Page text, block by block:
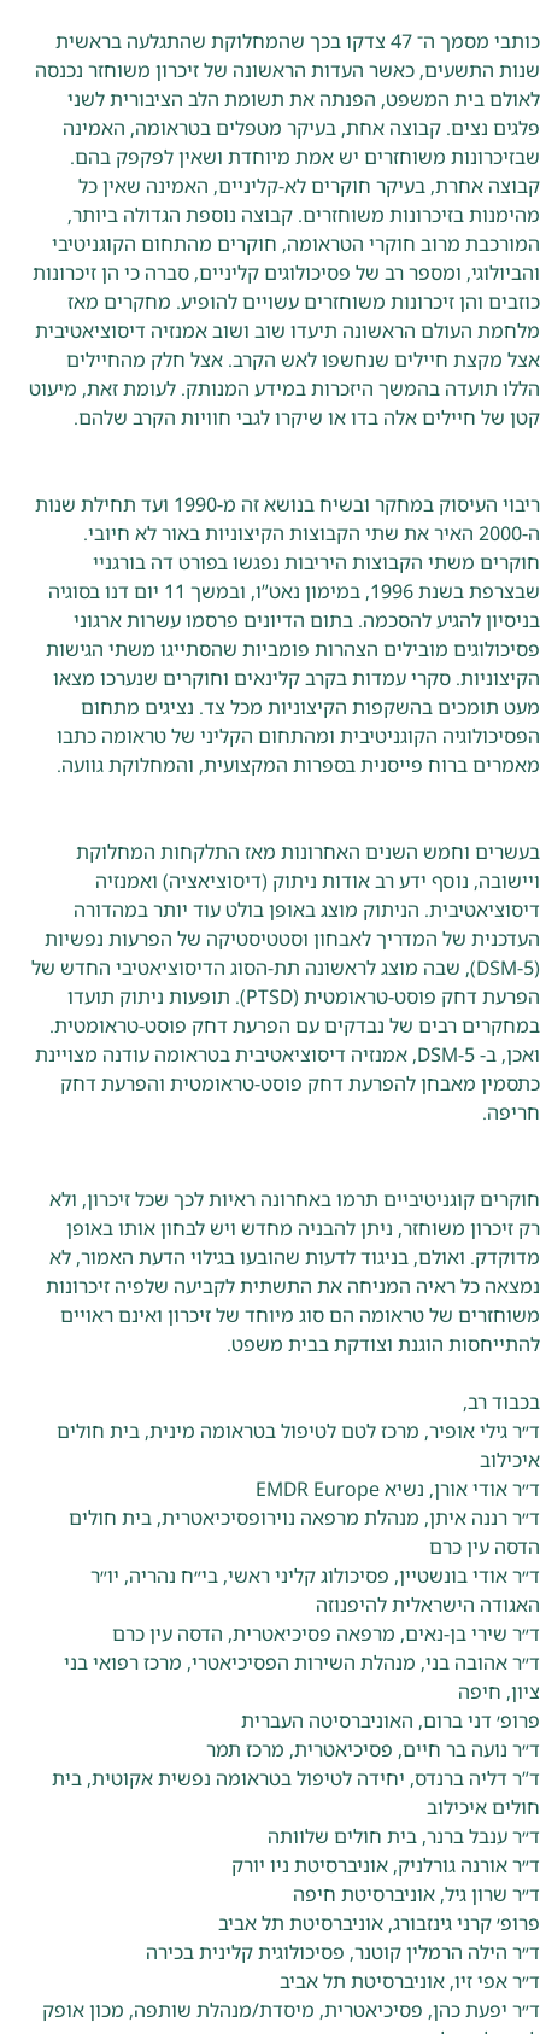
כותבי מסמך ה־ 47 צדקו בכך שהמחלוקת שהתגלעה בראשית
שנות התשעים, כאשר העדות הראשונה של זיכרון משוחזר נכנסה
לאולם בית המשפט, הפנתה את תשומת הלב הציבורית לשני
פלגים נצים. קבוצה אחת, בעיקר מטפלים בטראומה, האמינה
שבזיכרונות משוחזרים יש אמת מיוחדת ושאין לפקפק בהם.
קבוצה אחרת, בעיקר חוקרים לא-קליניים, האמינה שאין כל
מהימנות בזיכרונות משוחזרים. קבוצה נוספת הגדולה ביותר,
המורכבת מרוב חוקרי הטראומה, חוקרים מהתחום הקוגניטיבי
והביולוגי, ומספר רב של פסיכולוגים קליניים, סברה כי הן זיכרונות
כוזבים והן זיכרונות משוחזרים עשויים להופיע. מחקרים מאז
מלחמת העולם הראשונה תיעדו שוב ושוב אמנזיה דיסוציאטיבית
אצל מקצת חיילים שנחשפו לאש הקרב. אצל חלק מהחיילים
הללו תועדה בהמשך היזכרות במידע המנותק. לעומת זאת, מיעוט
קטן של חיילים אלה בדו או שיקרו לגבי חוויות הקרב שלהם.
ריבוי העיסוק במחקר ובשיח בנושא זה מ-1990 ועד תחילת שנות
ה-2000 האיר את שתי הקבוצות הקיצוניות באור לא חיובי.
חוקרים משתי הקבוצות היריבות נפגשו בפורט דה בורגניי
שבצרפת בשנת 1996, במימון נאט”ו, ובמשך 11 יום דנו בסוגיה
בניסיון להגיע להסכמה. בתום הדיונים פרסמו עשרות ארגוני
פסיכולוגים מובילים הצהרות פומביות שהסתייגו משתי הגישות
הקיצוניות. סקרי עמדות בקרב קלינאים וחוקרים שנערכו מצאו
מעט תומכים בהשקפות הקיצוניות מכל צד. נציגים מתחום
הפסיכולוגיה הקוגניטיבית ומהתחום הקליני של טראומה כתבו
מאמרים ברוח פייסנית בספרות המקצועית, והמחלוקת גוועה.
בעשרים וחמש השנים האחרונות מאז התלקחות המחלוקת
ויישובה, נוסף ידע רב אודות ניתוק (דיסוציאציה) ואמנזיה
דיסוציאטיבית. הניתוק מוצג באופן בולט עוד יותר במהדורה
העדכנית של המדריך לאבחון וסטטיסטיקה של הפרעות נפשיות
(DSM-5), שבה מוצג לראשונה תת-הסוג הדיסוציאטיבי החדש של
הפרעת דחק פוסט-טראומטית (PTSD). תופעות ניתוק תועדו
במחקרים רבים של נבדקים עם הפרעת דחק פוסט-טראומטית.
ואכן, ב- DSM-5, אמנזיה דיסוציאטיבית בטראומה עודנה מצויינת
כתסמין מאבחן להפרעת דחק פוסט-טראומטית והפרעת דחק
חריפה.
חוקרים קוגניטיביים תרמו באחרונה ראיות לכך שכל זיכרון, ולא
רק זיכרון משוחזר, ניתן להבניה מחדש ויש לבחון אותו באופן
מדוקדק. ואולם, בניגוד לדעות שהובעו בגילוי הדעת האמור, לא
נמצאה כל ראיה המניחה את התשתית לקביעה שלפיה זיכרונות
משוחזרים של טראומה הם סוג מיוחד של זיכרון ואינם ראויים
להתייחסות הוגנת וצודקת בבית משפט.
בכבוד רב,
ד״ר גילי אופיר, מרכז לטם לטיפול בטראומה מינית, בית חולים
איכילוב
ד״ר אודי אורן, נשיא EMDR Europe
ד״ר רננה איתן, מנהלת מרפאה נוירופסיכיאטרית, בית חולים
הדסה עין כרם
ד״ר אודי בונשטיין, פסיכולוג קליני ראשי, בי״ח נהריה, יו״ר
האגודה הישראלית להיפנוזה
ד״ר שירי בן-נאים, מרפאה פסיכיאטרית, הדסה עין כרם
ד״ר אהובה בני, מנהלת השירות הפסיכיאטרי, מרכז רפואי בני
ציון, חיפה
פרופ׳ דני ברום, האוניברסיטה העברית
ד״ר נועה בר חיים, פסיכיאטרית, מרכז תמר
ד”ר דליה ברנדס, יחידה לטיפול בטראומה נפשית אקוטית, בית
חולים איכילוב
ד״ר ענבל ברנר, בית חולים שלוותה
ד״ר אורנה גורלניק, אוניברסיטת ניו יורק
ד״ר שרון גיל, אוניברסיטת חיפה
פרופ׳ קרני גינזבורג, אוניברסיטת תל אביב
ד״ר הילה הרמלין קוטנר, פסיכולוגית קלינית בכירה
ד״ר אפי זיו, אוניברסיטת תל אביב
ד״ר יפעת כהן, פסיכיאטרית, מיסדת/מנהלת שותפה, מכון אופק